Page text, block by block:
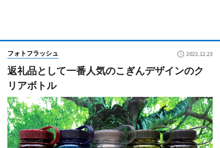
フォトフラッシュ 2022.12.23
返礼品として一番人気のこぎんデザインのク
リアボトル